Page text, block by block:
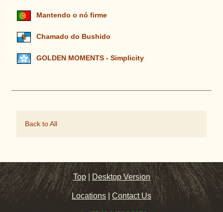
Mantendo o nó firme
Chamado do Bushido
GOLDEN MOMENTS - Simplicity
Back to All
Top |Desktop Version
Locations|Contact Us